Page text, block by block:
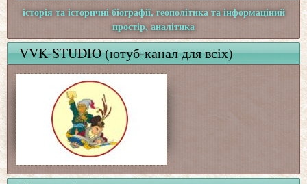
історія та історичні біографії, геополітика та інформаціний
простір, аналітика
VVK-STUDIO (ютуб-канал для всіх)